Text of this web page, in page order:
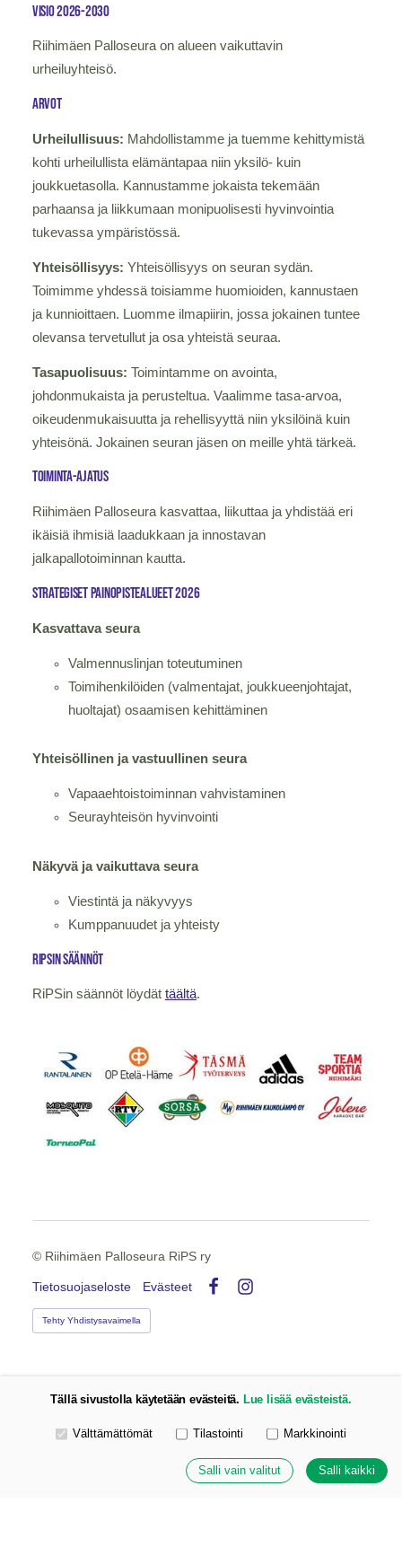
VISIO 2026-2030
Riihimäen Palloseura on alueen vaikuttavin
urheiluyhteisö. ​
arvot
Urheilullisuus: Mahdollistamme ja tuemme kehittymistä
kohti urheilullista elämäntapaa niin yksilö- kuin
joukkuetasolla. Kannustamme jokaista tekemään
parhaansa ja liikkumaan monipuolisesti hyvinvointia
tukevassa ympäristössä.​
Yhteisöllisyys: Yhteisöllisyys on seuran sydän.
Toimimme yhdessä toisiamme huomioiden, kannustaen
ja kunnioittaen. Luomme ilmapiirin, jossa jokainen tuntee
olevansa tervetullut ja osa yhteistä seuraa.​
Tasapuolisuus: Toimintamme on avointa,
johdonmukaista ja perusteltua. Vaalimme tasa-arvoa,
oikeudenmukaisuutta ja rehellisyyttä niin yksilöinä kuin
yhteisönä. Jokainen seuran jäsen on meille yhtä tärkeä.​
toiminta-ajatus
Riihimäen Palloseura kasvattaa, liikuttaa ja yhdistää eri
ikäisiä ihmisiä laadukkaan ja innostavan
jalkapallotoiminnan kautta.​
strategiset painopistealueet 2026
Kasvattava seura
Valmennuslinjan toteutuminen
Toimihenkilöiden (valmentajat, joukkueenjohtajat,
huoltajat) osaamisen kehittäminen
Yhteisöllinen ja vastuullinen seura
Vapaaehtoistoiminnan vahvistaminen
Seurayhteisön hyvinvointi
Näkyvä ja vaikuttava seura
Viestintä ja näkyvyys
Kumppanuudet ja yhteisty
ripsin säännöt
RiPSin säännöt löydät täältä.
© Riihimäen Palloseura RiPS ry
Tietosuojaseloste
Evästeet
Tehty Yhdistysavaimella
Tällä sivustolla käytetään evästeitä. Lue lisää evästeistä.
Valitse käytettävät evästeet
Välttämättömät Tilastointi Markkinointi
Salli vain valitut Salli kaikki